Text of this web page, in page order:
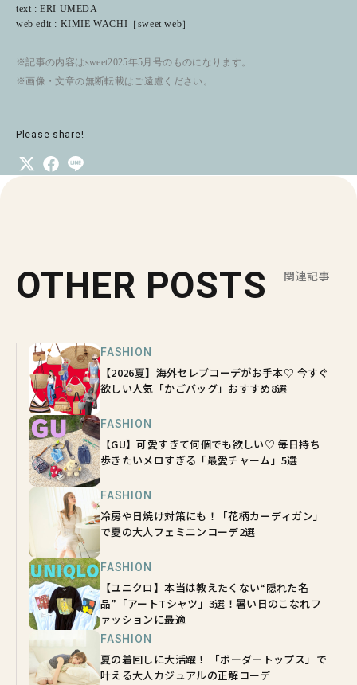
text : ERI UMEDA
web edit : KIMIE WACHI［sweet web］
※記事の内容はsweet2025年5月号のものになります。
※画像・文章の無断転載はご遠慮ください。
Please share!
OTHER POSTS 関連記事
FASHION
【2026夏】海外セレブコーデがお手本♡ 今すぐ
欲しい人気「かごバッグ」おすすめ8選
FASHION
【GU】可愛すぎて何個でも欲しい♡ 毎日持ち
歩きたいメロすぎる「最愛チャーム」5選
FASHION
冷房や日焼け対策にも！「花柄カーディガン」
で夏の大人フェミニンコーデ2選
FASHION
【ユニクロ】本当は教えたくない“隠れた名
品”「アートTシャツ」3選！暑い日のこなれフ
ァッションに最適
FASHION
夏の着回しに大活躍！ 「ボーダートップス」で
叶える大人カジュアルの正解コーデ